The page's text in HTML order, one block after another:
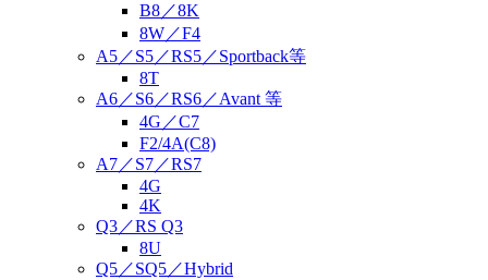
B8／8K
8W／F4
A5／S5／RS5／Sportback等
8T
A6／S6／RS6／Avant 等
4G／C7
F2/4A(C8)
A7／S7／RS7
4G
4K
Q3／RS Q3
8U
Q5／SQ5／Hybrid